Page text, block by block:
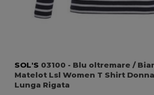
SOL'S 03100 - Blu oltremare /
Matelot Lsl Women T Shirt
Lunga Rigata